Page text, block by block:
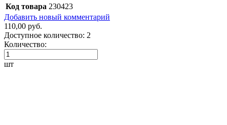
Код товара 230423
Добавить новый комментарий
110,00 руб.
Доступное количество: 2
Количество:
шт